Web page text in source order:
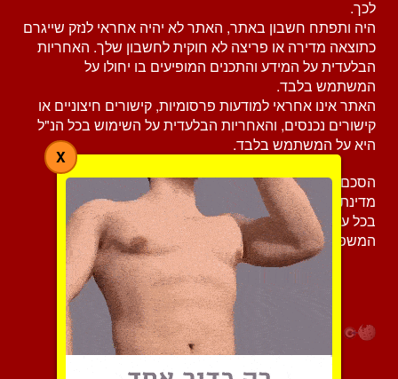
לכך.
היה ותפתח חשבון באתר, האתר לא יהיה אחראי לנזק שייגרם
כתוצאה מדירה או פריצה לא חוקית לחשבון שלך. האחריות
הבלעדית על המידע והתכנים המופיעים בו יחולו על
המשתמש בלבד.
האתר אינו אחראי למודעות פרסומיות, קישורים חיצוניים או
קישורים נכנסים, והאחריות הבלעדית על השימוש בכל הנ"ל
היא על המשתמש בלבד.
הסכם זה לרבות האחריות המשפטית שלו תחול לפי דיני
מדינת ישראל.
בכל עניין של הפרה, תביעה או דרישה, יידון העניין בבתי
המשפט של תל-אביב יפו.
אתרי הכרויות |צור קשר
X